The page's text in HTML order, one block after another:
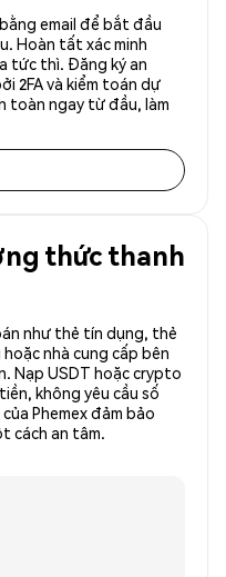
email để bắt đầu
Hoàn tất xác minh
tức thì. Đăng ký an
2FA và kiểm toán dự
toàn ngay từ đầu, làm
thức thanh
như thẻ tín dụng, thẻ
nhà cung cấp bên
Nạp USDT hoặc crypto
không yêu cầu số
Phemex đảm bảo
cách an tâm.